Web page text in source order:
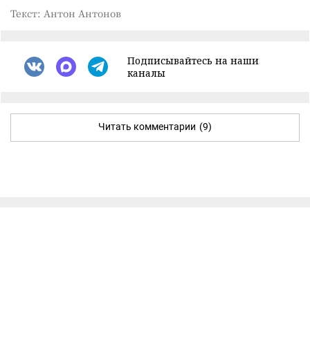
Текст: Антон Антонов
Подписывайтесь на наши
каналы
Читать комментарии (9)